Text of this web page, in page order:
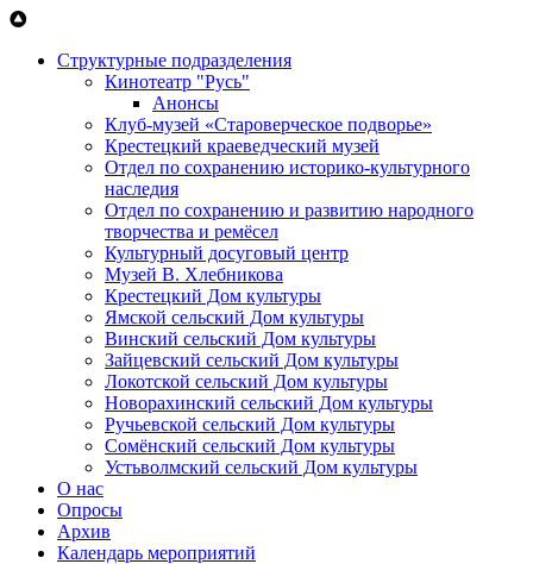
Перейти к основному содержанию
Структурные подразделения
Кинотеатр "Русь"
Анонсы
Клуб-музей «Староверческое подворье»
Крестецкий краеведческий музей
Отдел по сохранению историко-культурного
наследия
Отдел по сохранению и развитию народного
творчества и ремёсел
Культурный досуговый центр
Музей В. Хлебникова
Крестецкий Дом культуры
Ямской сельский Дом культуры
Винский сельский Дом культуры
Зайцевский сельский Дом культуры
Локотской сельский Дом культуры
Новорахинский сельский Дом культуры
Ручьевской сельский Дом культуры
Сомёнский сельский Дом культуры
Устьволмский сельский Дом культуры
О нас
Опросы
Архив
Календарь мероприятий